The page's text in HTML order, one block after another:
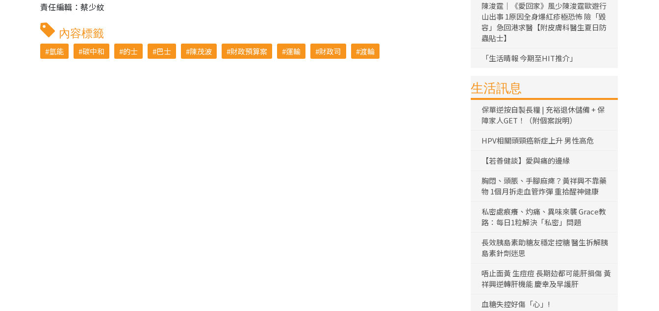
責任編輯：蔡少紋
內容標籤
氫能 碳中和 的士 巴士 陳茂波 財政預算案 運輸 財政司 渡輪
陳浚霆｜《愛回家》風少陳浚霆歐遊行
山出事 1原因全身爆紅疹極恐怖 險「毀
容」急回港求醫【附皮膚科醫生夏日防
蟲貼士】
「生活晴報 今期至HIT推介」
生活訊息
保單逆按自製長糧 | 充裕退休儲備 + 保
障家人GET！（附個案說明）
HPV相關頭頸癌新症上升 男性高危
【若善健談】愛與痛的邊緣
胸悶、頭脹、手腳麻痺？黃祥興不靠藥
物 1個月拆走血管炸彈 重拾醒神健康
私密處痕癢、灼痛、異味來襲 Grace教
路：每日1粒解決「私密」問題
長效胰島素助糖友穩定控糖 醫生拆解胰
島素針劑迷思
唔止面黃 生痘痘 長期攰都可能肝損傷 黃
祥興逆轉肝機能 慶幸及早護肝
血糖失控好傷「心」!